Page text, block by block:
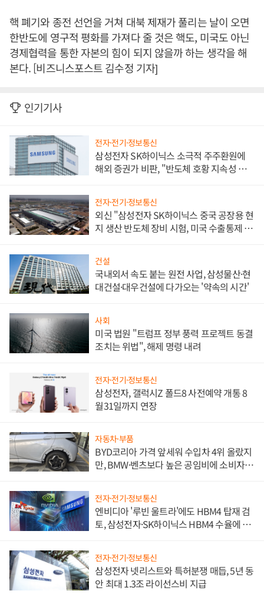
핵 폐기와 종전 선언을 거쳐 대북 제재가 풀리는 날이 오면
한반도에 영구적 평화를 가져다 줄 것은 핵도, 미국도 아닌
경제협력을 통한 자본의 힘이 되지 않을까 하는 생각을 해
본다. [비즈니스포스트 김수정 기자]
인기기사
전자·전기·정보통신
삼성전자 SK하이닉스 소극적 주주환원에
해외 증권가 비판, "반도체 호황 지속성 의
전자·전기·정보통신
외신 "삼성전자 SK하이닉스 중국 공장용 현
지 생산 반도체 장비 시험, 미국 수출통제 대
건설
국내외서 속도 붙는 원전 사업, 삼성물산·현
대건설·대우건설에 다가오는 '약속의 시간'
사회
미국 법원 "트럼프 정부 풍력 프로젝트 동결
조치는 위법", 해제 명령 내려
전자·전기·정보통신
삼성전자, 갤럭시Z 폴드8 사전예약 개통 8
월31일까지 연장
자동차·부품
BYD코리아 가격 앞세워 수입차 4위 올랐지
만, BMW·벤츠보다 높은 공임비에 소비자
전자·전기·정보통신
엔비디아 '루빈 울트라'에도 HBM4 탑재 검
토, 삼성전자·SK하이닉스 HBM4 수율에 주
전자·전기·정보통신
삼성전자 넷리스트와 특허분쟁 매듭, 5년 동
안 최대 1.3조 라이선스비 지급